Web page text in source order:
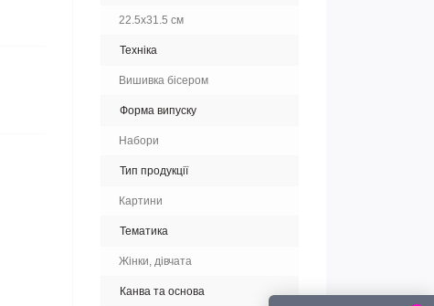
22.5x31.5 см
Техніка
Вишивка бісером
Форма випуску
Набори
Тип продукції
Картини
Тематика
Жінки, дівчата
Канва та основа